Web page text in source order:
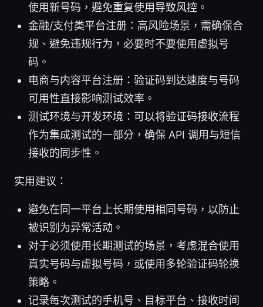
使用新号码，避免重复使用导致风控。
金融/支付类平台注册：高风险场景，需确保合
规、避免违规行为，必要时不要使用虚拟号
码。
电商与内容平台注册：验证码到达速度与号码
可用性直接影响测试效率。
测试环境与开发环境：可以将验证码接收流程
作为集成测试的一部分，确保 API 调用与短信
接收的同步性。
实用建议：
避免在同一平台上长期使用相同号码，以防止
被识别为异常活动。
对于必须使用长期测试的场景，考虑混合使用
真实号码与虚拟号码，或使用多轮验证码轮换
策略。
记录每次测试的手机号、目标平台、接收时间